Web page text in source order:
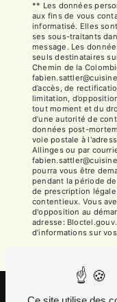
** Les données
aux fins de vous
informatisé. Elles
ses sous-traitants
message. Les
seuls destinataires
Chemin de la
d’accès, de
limitation,
tout moment et du
d’une autorité de
données post-
voie postale à
Allinges ou par
pourra vous être
pendant la période
de prescription
contentieux. Vous
d'opposition au
adresse:
d’informations sur